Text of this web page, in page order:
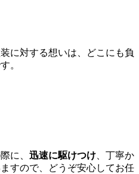
に対する想いは、どこにも負
。
に、 迅速に駆けつけ 、丁寧か
すので、どうぞ安心してお任